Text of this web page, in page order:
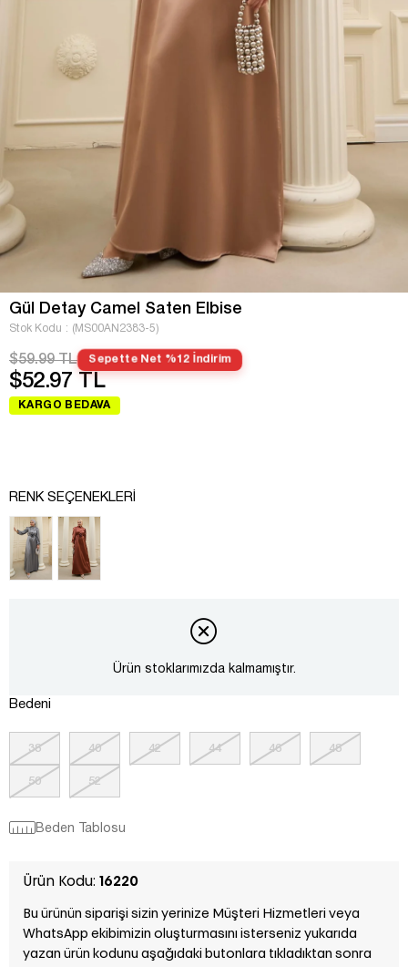
Gül Detay Camel Saten Elbise
Stok Kodu (MS00AN2383-5)
$59.99 TL Sepette Net %12 İndirim
$52.97 TL
KARGO BEDAVA
RENK SEÇENEKLERI
Ürün stoklarımızda kalmamıştır.
Bedeni
38 40 42 44 46 48
50 52
Beden Tablosu
Ürün Kodu: 16220
Bu ürünün siparişi sizin yerinize Müşteri Hizmetleri veya
WhatsApp ekibimizin oluşturmasını isterseniz yukarıda
yazan ürün kodunu aşağıdaki butonlara tıkladıktan sonra